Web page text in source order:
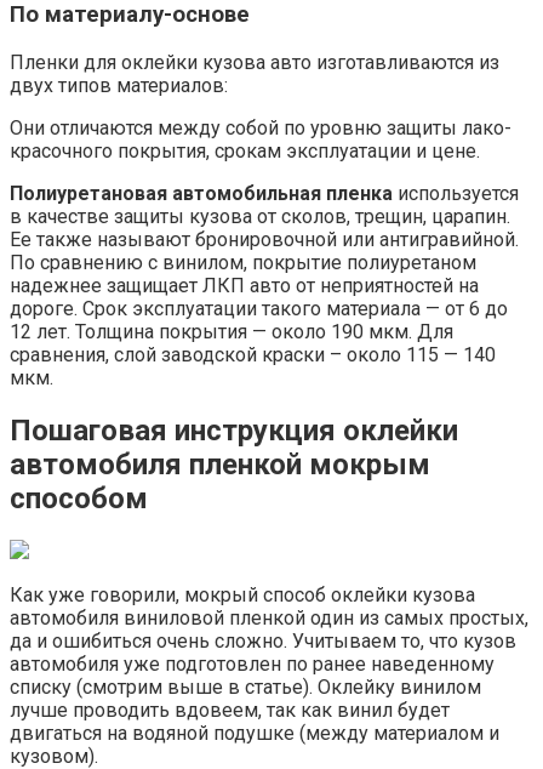
По материалу-основе
Пленки для оклейки кузова авто изготавливаются из
двух типов материалов:
Они отличаются между собой по уровню защиты лако-
красочного покрытия, срокам эксплуатации и цене.
Полиуретановая автомобильная пленка используется
в качестве защиты кузова от сколов, трещин, царапин.
Ее также называют бронировочной или антигравийной.
По сравнению с винилом, покрытие полиуретаном
надежнее защищает ЛКП авто от неприятностей на
дороге. Срок эксплуатации такого материала — от 6 до
12 лет. Толщина покрытия — около 190 мкм. Для
сравнения, слой заводской краски – около 115 — 140
мкм.
Пошаговая инструкция оклейки
автомобиля пленкой мокрым
способом
Как уже говорили, мокрый способ оклейки кузова
автомобиля виниловой пленкой один из самых простых,
да и ошибиться очень сложно. Учитываем то, что кузов
автомобиля уже подготовлен по ранее наведенному
списку (смотрим выше в статье). Оклейку винилом
лучше проводить вдовеем, так как винил будет
двигаться на водяной подушке (между материалом и
кузовом).